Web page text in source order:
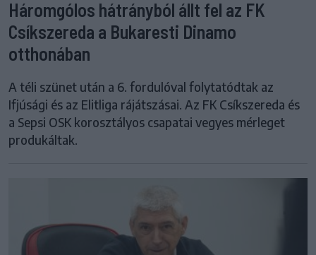
Háromgólos hátrányból állt fel az FK
Csíkszereda a Bukaresti Dinamo
otthonában
A téli szünet után a 6. fordulóval folytatódtak az
Ifjúsági és az Elitliga rájátszásai. Az FK Csíkszereda és
a Sepsi OSK korosztályos csapatai vegyes mérleget
produkáltak.